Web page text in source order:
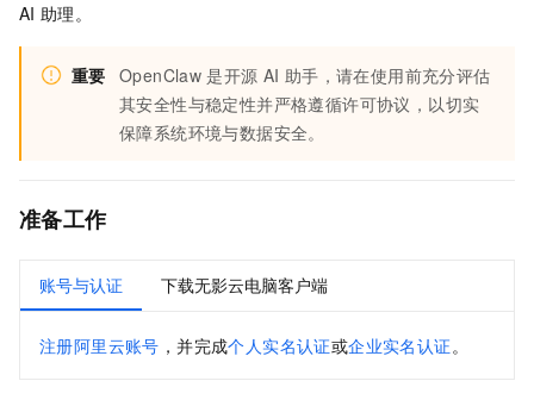
AI 助理。
重要 OpenClaw 是开源 AI 助手，请在使用前充分评估
其安全性与稳定性并严格遵循许可协议，以切实
保障系统环境与数据安全。
准备工作
账号与认证 下载无影云电脑客户端
注册阿里云账号 ，并完成个人实名认证或企业实名认证。